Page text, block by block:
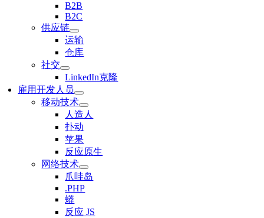
B2B
B2C
供应链
运输
仓库
社交
LinkedIn克隆
雇用开发人员
移动技术
人造人
扑动
苹果
反应原生
网络技术
爪哇岛
.PHP
蟒
反应 JS